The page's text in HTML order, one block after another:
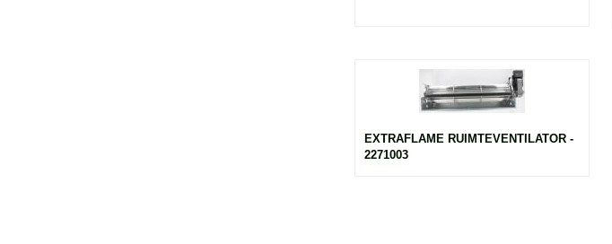
EXTRAFLAME RUIMTEVENTILATOR -
2271003